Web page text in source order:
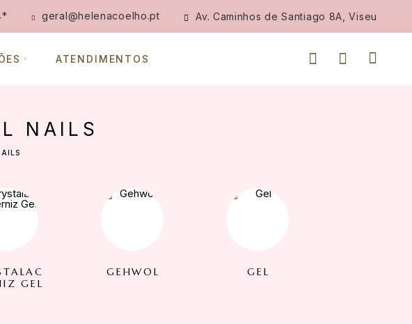
* geral@helenacoelho.pt Av. Caminhos de Santiago 8A, Viseu
ATENDIMENTOS
NAILS
GEL
GEHWOL GEL